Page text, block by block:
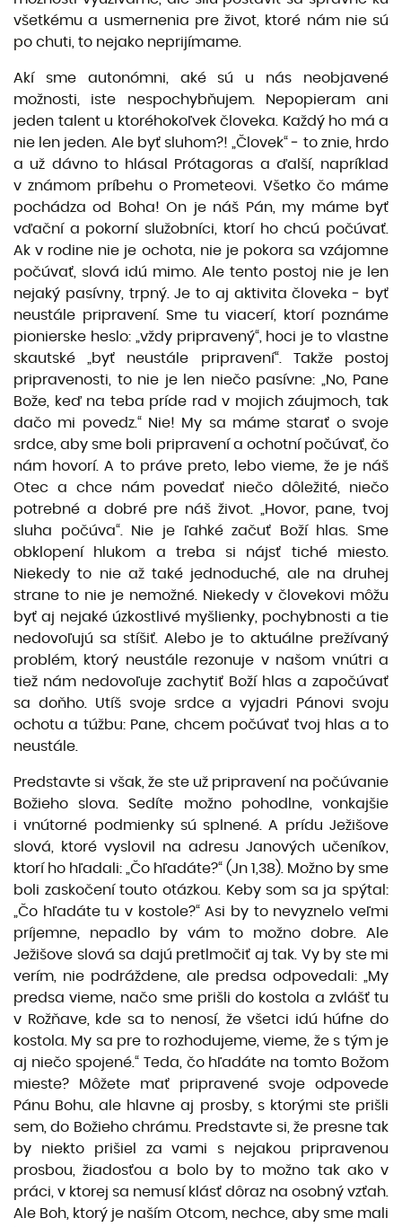
všetkému a usmernenia pre život, ktoré nám nie sú
po chuti, to nejako neprijímame.
Akí sme autonómni, aké sú u nás neobjavené
možnosti, iste nespochybňujem. Nepopieram ani
jeden talent u ktoréhokoľvek človeka. Každý ho má a
nie len jeden. Ale byť sluhom?! „Človek“ ‒ to znie, hrdo
a už dávno to hlásal Prótagoras a ďalší, napríklad
v známom príbehu o Prometeovi. Všetko čo máme
pochádza od Boha! On je náš Pán, my máme byť
vďační a pokorní služobníci, ktorí ho chcú počúvať.
Ak v rodine nie je ochota, nie je pokora sa vzájomne
počúvať, slová idú mimo. Ale tento postoj nie je len
nejaký pasívny, trpný. Je to aj aktivita človeka ‒ byť
neustále pripravení. Sme tu viacerí, ktorí poznáme
pionierske heslo: „vždy pripravený“, hoci je to vlastne
skautské „byť neustále pripravení“. Takže postoj
pripravenosti, to nie je len niečo pasívne: „No, Pane
Bože, keď na teba príde rad v mojich záujmoch, tak
dačo mi povedz.“ Nie! My sa máme starať o svoje
srdce, aby sme boli pripravení a ochotní počúvať, čo
nám hovorí. A to práve preto, lebo vieme, že je náš
Otec a chce nám povedať niečo dôležité, niečo
potrebné a dobré pre náš život. „Hovor, pane, tvoj
sluha počúva“. Nie je ľahké začuť Boží hlas. Sme
obklopení hlukom a treba si nájsť tiché miesto.
Niekedy to nie až také jednoduché, ale na druhej
strane to nie je nemožné. Niekedy v človekovi môžu
byť aj nejaké úzkostlivé myšlienky, pochybnosti a tie
nedovoľujú sa stíšiť. Alebo je to aktuálne prežívaný
problém, ktorý neustále rezonuje v našom vnútri a
tiež nám nedovoľuje zachytiť Boží hlas a započúvať
sa doňho. Utíš svoje srdce a vyjadri Pánovi svoju
ochotu a túžbu: Pane, chcem počúvať tvoj hlas a to
neustále.
Predstavte si však, že ste už pripravení na počúvanie
Božieho slova. Sedíte možno pohodlne, vonkajšie
i vnútorné podmienky sú splnené. A prídu Ježišove
slová, ktoré vyslovil na adresu Janových učeníkov,
ktorí ho hľadali: „Čo hľadáte?“ (Jn 1,38). Možno by sme
boli zaskočení touto otázkou. Keby som sa ja spýtal:
„Čo hľadáte tu v kostole?“ Asi by to nevyznelo veľmi
príjemne, nepadlo by vám to možno dobre. Ale
Ježišove slová sa dajú pretlmočiť aj tak. Vy by ste mi
verím, nie podráždene, ale predsa odpovedali: „My
predsa vieme, načo sme prišli do kostola a zvlášť tu
v Rožňave, kde sa to nenosí, že všetci idú húfne do
kostola. My sa pre to rozhodujeme, vieme, že s tým je
aj niečo spojené.“ Teda, čo hľadáte na tomto Božom
mieste? Môžete mať pripravené svoje odpovede
Pánu Bohu, ale hlavne aj prosby, s ktorými ste prišli
sem, do Božieho chrámu. Predstavte si, že presne tak
by niekto prišiel za vami s nejakou pripravenou
prosbou, žiadosťou a bolo by to možno tak ako v
práci, v ktorej sa nemusí klásť dôraz na osobný vzťah.
Ale Boh, ktorý je naším Otcom, nechce, aby sme mali